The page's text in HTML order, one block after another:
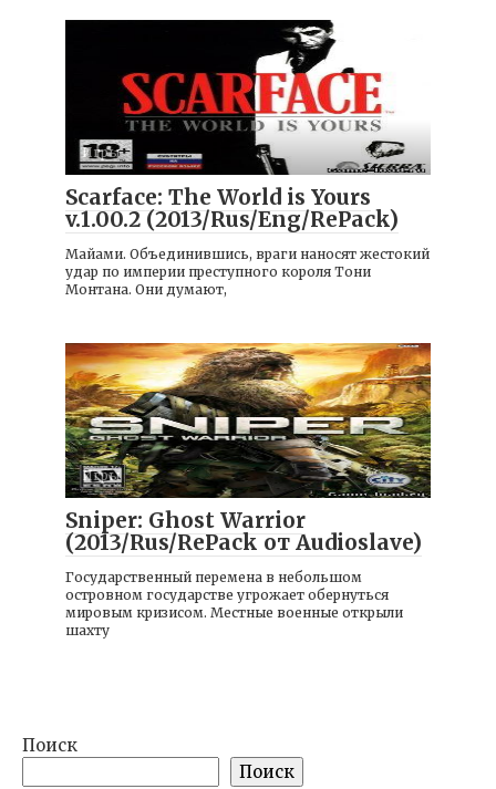
Игры
Scarface: The World is Yours
v.1.00.2 (2013/Rus/Eng/RePack)
Майами. Объединившись, враги наносят жестокий
удар по империи преступного короля Тони
Монтана. Они думают,
Игры
Sniper: Ghost Warrior
(2013/Rus/RePack от Audioslave)
Государственный перемена в небольшом
островном государстве угрожает обернуться
мировым кризисом. Местные военные открыли
шахту
Поиск
Поиск